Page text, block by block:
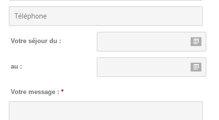
Votre séjour du :
au :
Votre message :*